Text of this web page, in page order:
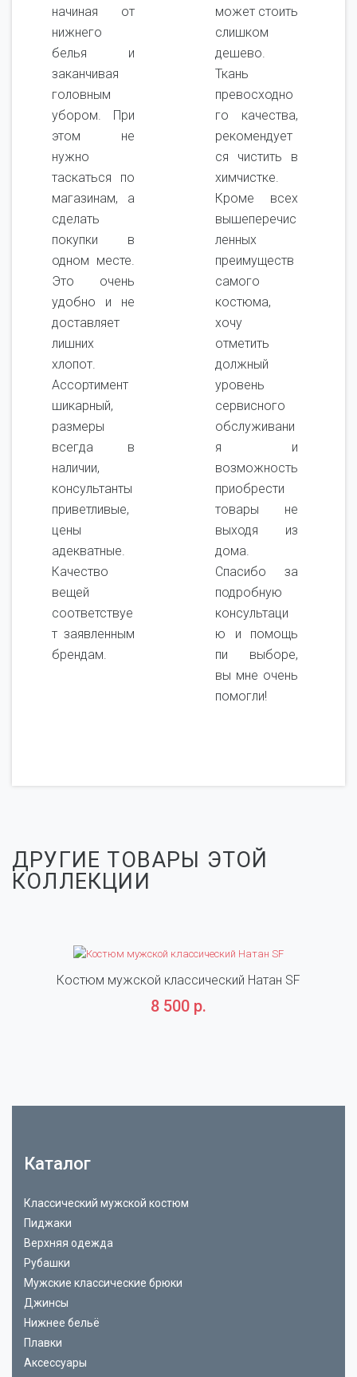
начиная от
нижнего
белья и
заканчивая
головным
убором. При
этом не
нужно
таскаться по
магазинам, а
сделать
покупки в
одном месте.
Это очень
удобно и не
доставляет
лишних
хлопот.
Ассортимент
шикарный,
размеры
всегда в
наличии,
консультанты
приветливые,
цены
адекватные.
Качество
вещей
соответствуе
т заявленным
брендам.
может стоить
слишком
дешево.
Ткань
превосходно
го качества,
рекомендует
ся чистить в
химчистке.
Кроме всех
вышеперечис
ленных
преимуществ
самого
костюма,
хочу
отметить
должный
уровень
сервисного
обслуживани
я и
возможность
приобрести
товары не
выходя из
дома.
Спасибо за
подробную
консультаци
ю и помощь
пи выборе,
вы мне очень
помогли!
ДРУГИЕ ТОВАРЫ ЭТОЙ
КОЛЛЕКЦИИ
Костюм мужской классический Натан SF
8 500 р.
Каталог
Классический мужской костюм
Пиджаки
Верхняя одежда
Рубашки
Мужские классические брюки
Джинсы
Нижнее бельё
Плавки
Аксессуары